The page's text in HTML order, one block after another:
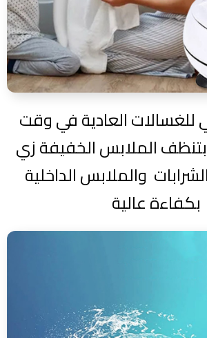
للغسالات العادية في وقت
بتنظف الملابس الخفيفة زي
والملابس الداخلية
بكفاءة عالية